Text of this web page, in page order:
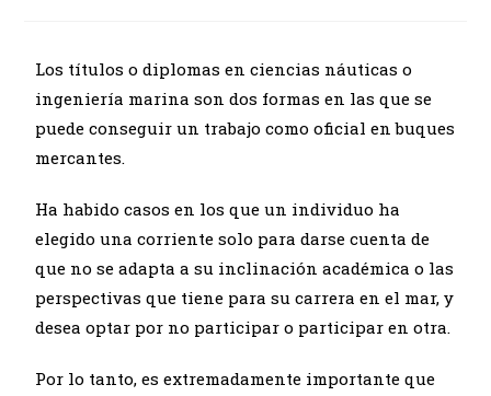
Los títulos o diplomas en ciencias náuticas o
ingeniería marina son dos formas en las que se
puede conseguir un trabajo como oficial en buques
mercantes.
Ha habido casos en los que un individuo ha
elegido una corriente solo para darse cuenta de
que no se adapta a su inclinación académica o las
perspectivas que tiene para su carrera en el mar, y
desea optar por no participar o participar en otra.
Por lo tanto, es extremadamente importante que